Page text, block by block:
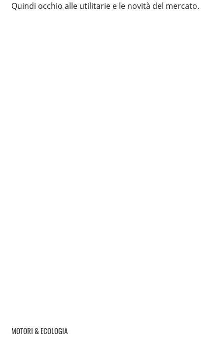
Quindi occhio alle utilitarie e le novità del mercato.
MOTORI & ECOLOGIA